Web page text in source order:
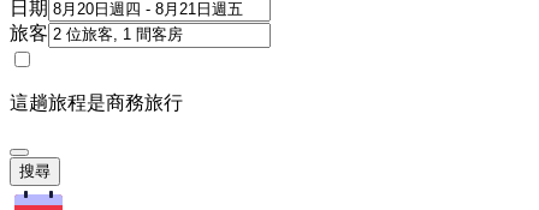
日期
旅客
這趟旅程是商務旅行
搜尋